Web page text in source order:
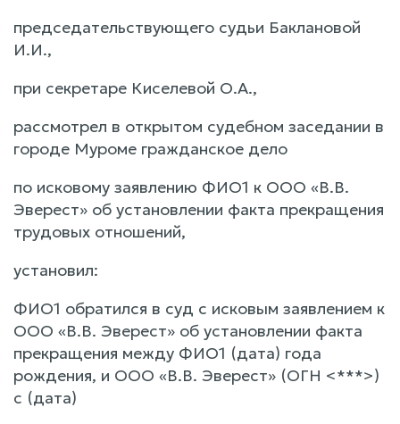
председательствующего судьи Баклановой
И.И.,
при секретаре Киселевой О.А.,
рассмотрел в открытом судебном заседании в
городе Муроме гражданское дело
по исковому заявлению ФИО1 к ООО «В.В.
Эверест» об установлении факта прекращения
трудовых отношений,
установил:
ФИО1 обратился в суд с исковым заявлением к
ООО «В.В. Эверест» об установлении факта
прекращения между ФИО1 (дата) года
рождения, и ООО «В.В. Эверест» (ОГН <***>)
с (дата)